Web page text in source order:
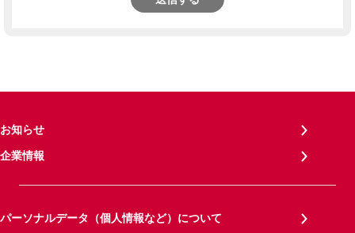
お知らせ
企業情報
パーソナルデータ（個人情報など）について